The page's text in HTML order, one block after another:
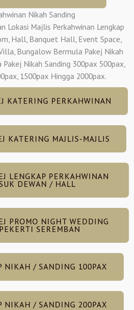
Nikah Sanding
Lokasi Majlis Perkahwinan Lengkap
Hall, Banquet Hall, Event Space,
Bungalow Bermula Pakej Nikah
Nikah Sanding 300pax 500pax,
1500pax Hingga 2000pax.
KATERING PERKAHWINAN
KATERING MAJLIS-MAJLIS
LENGKAP PERKAHWINAN
DEWAN / HALL
PROMO NIGHT WEDDING
SEREMBAN
NIKAH / SANDING 100PAX
NIKAH / SANDING 200PAX